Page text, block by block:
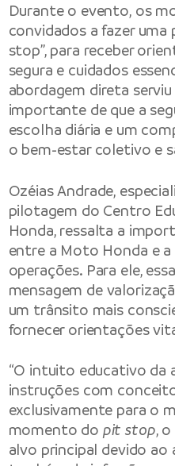
Durante o evento, os
convidados a fazer uma
stop”, para receber
segura e cuidados
abordagem direta
importante de que a
escolha diária e um
o bem-estar coletivo e
Ozéias Andrade,
pilotagem do Centro
Honda, ressalta a
entre a Moto Honda e a
operações. Para ele,
mensagem de
um trânsito mais
fornecer orientações
“O intuito educativo da
instruções com
exclusivamente para o
momento do pit stop,
alvo principal devido